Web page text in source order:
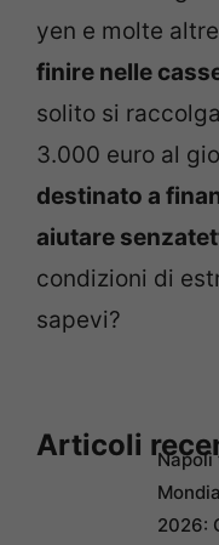
yen e molte
finire nelle
solito si
3.000 euro al
destinato a
aiutare
condizioni di
sapevi?
Articoli
Napoli
2026: